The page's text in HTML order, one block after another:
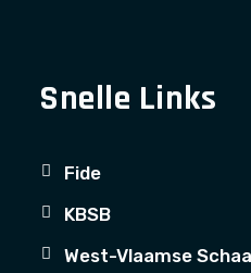
Snelle Links
Fide
KBSB
West-Vlaamse